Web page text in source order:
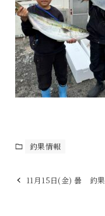
釣果情報
11月15日(金) 曇 釣果